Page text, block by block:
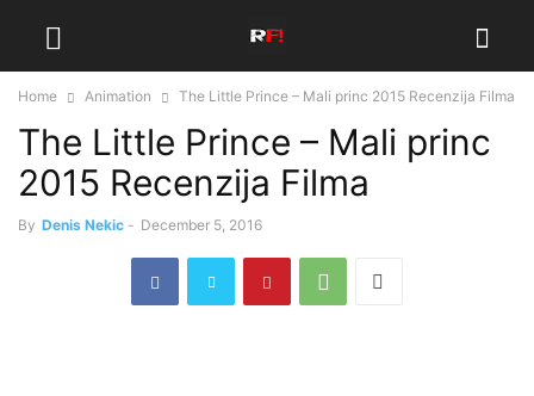
Home Animation The Little Prince – Mali princ 2015 Recenzija Filma
The Little Prince – Mali princ
2015 Recenzija Filma
By Denis Nekic - December 5, 2016